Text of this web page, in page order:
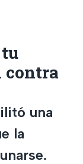
contra
una
la